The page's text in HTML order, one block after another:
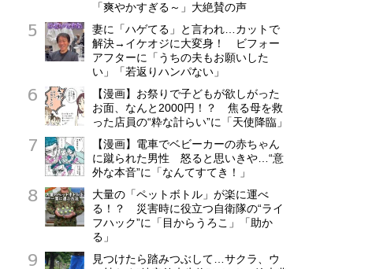
「爽やかすぎる～」大絶賛の声
妻に「ハゲてる」と言われ…カットで
解決→イケオジに大変身！ ビフォー
アフターに「うちの夫もお願いした
い」「若返りハンパない」
【漫画】お祭りで子どもが欲しがった
お面、なんと2000円！？ 焦る母を救
った店員の“粋な計らい”に「天使降臨」
【漫画】電車でベビーカーの赤ちゃん
に蹴られた男性 怒ると思いきや…“意
外な本音”に「なんてすてき！」
大量の「ペットボトル」が楽に運べ
る！？ 災害時に役立つ自衛隊の“ライ
フハック”に「目からうろこ」「助か
る」
見つけたら踏みつぶして…サクラ、ウ